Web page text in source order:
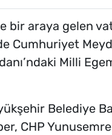
bir araya gelen
Cumhuriyet
Milli
Belediye
CHP Yunusemre